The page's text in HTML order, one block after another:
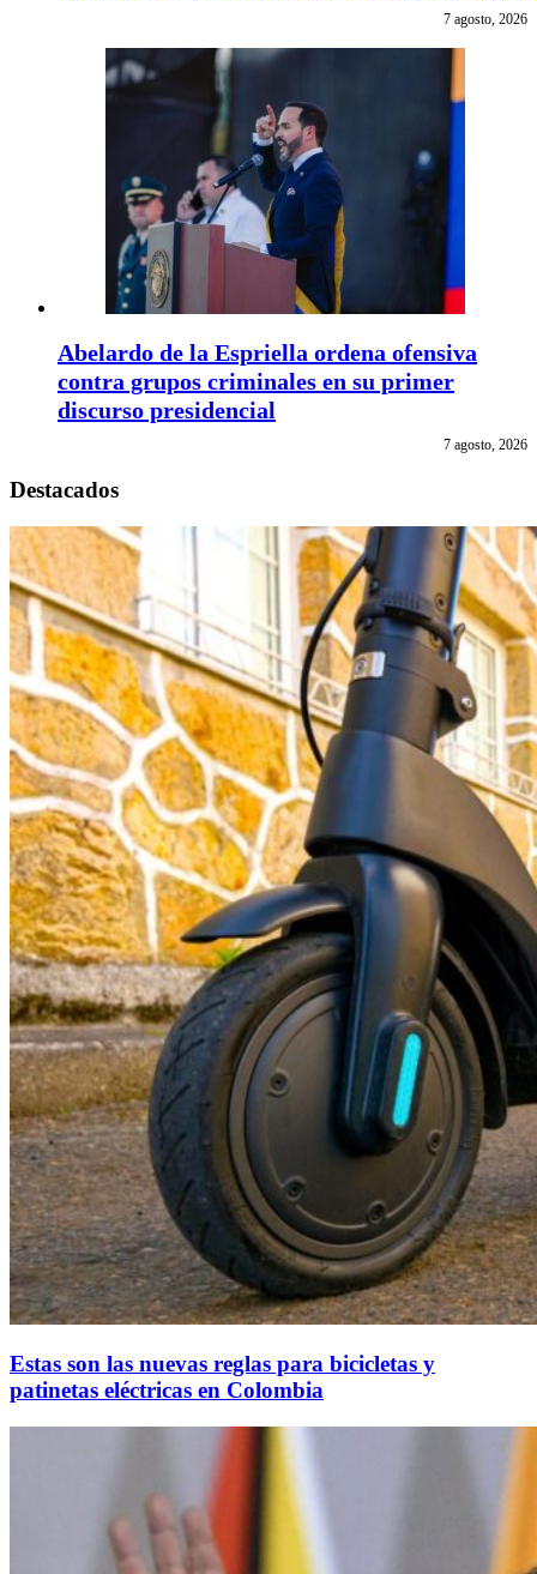
7 agosto, 2026
Abelardo de la Espriella ordena ofensiva
contra grupos criminales en su primer
discurso presidencial
7 agosto, 2026
Destacados
Estas son las nuevas reglas para bicicletas y
patinetas eléctricas en Colombia